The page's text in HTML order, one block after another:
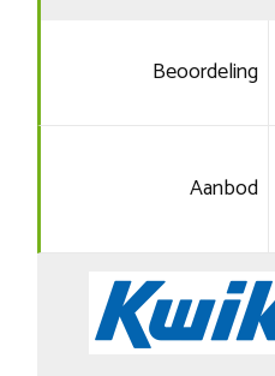
Beoordeling
Aanbod